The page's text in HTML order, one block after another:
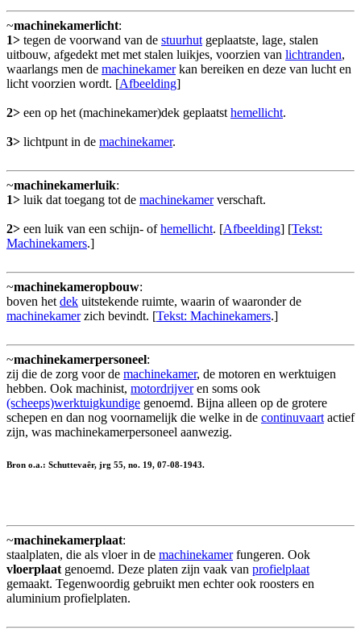
~machinekamerlicht:
1> tegen de voorwand van de stuurhut geplaatste, lage, stalen
uitbouw, afgedekt met met stalen luikjes, voorzien van lichtranden,
waarlangs men de machinekamerkan bereiken en deze van lucht en
licht voorzien wordt. [Afbeelding]
2> een op het (machinekamer)dek geplaatst hemellicht.
3> lichtpunt in de machinekamer.
~machinekamerluik:
1> luik dat toegang tot de machinekamerverschaft.
2> een luik van een schijn- ofhemellicht. [Afbeelding] [Tekst:
Machinekamers.]
~machinekameropbouw:
boven het dek uitstekende ruimte, waarin of waaronder de
machinekamerzich bevindt. [Tekst: Machinekamers.]
~machinekamerpersoneel:
zij die de zorg voor de machinekamer, de motoren en werktuigen
hebben. Ook machinist, motordrijveren soms ook
(scheeps)werktuigkundige genoemd. Bijna alleen op de grotere
schepen en dan nog voornamelijk die welke in de continuvaart actief
zijn, was machinekamerpersoneel aanwezig.
Bron o.a.: Schuttevaêr, jrg 55, no. 19, 07-08-1943.
~machinekamerplaat:
staalplaten, die als vloer in de machinekamerfungeren. Ook
vloerplaat genoemd. Deze platen zijn vaak van profielplaat
gemaakt. Tegenwoordig gebruikt men echter ook roosters en
aluminium profielplaten.